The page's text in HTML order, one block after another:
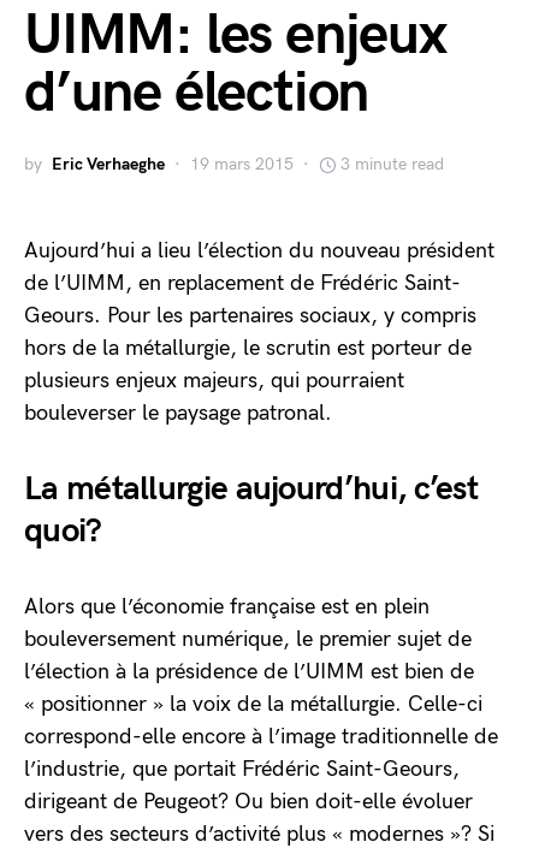
UIMM: les enjeux
d’une élection
by Eric Verhaeghe 19 mars 2015 3 minute read
Aujourd’hui a lieu l’élection du nouveau président
de l’UIMM, en replacement de Frédéric Saint-
Geours. Pour les partenaires sociaux, y compris
hors de la métallurgie, le scrutin est porteur de
plusieurs enjeux majeurs, qui pourraient
bouleverser le paysage patronal.
La métallurgie aujourd’hui, c’est
quoi?
Alors que l’économie française est en plein
bouleversement numérique, le premier sujet de
l’élection à la présidence de l’UIMM est bien de
« positionner » la voix de la métallurgie. Celle-ci
correspond-elle encore à l’image traditionnelle de
l’industrie, que portait Frédéric Saint-Geours,
dirigeant de Peugeot? Ou bien doit-elle évoluer
vers des secteurs d’activité plus « modernes »? Si